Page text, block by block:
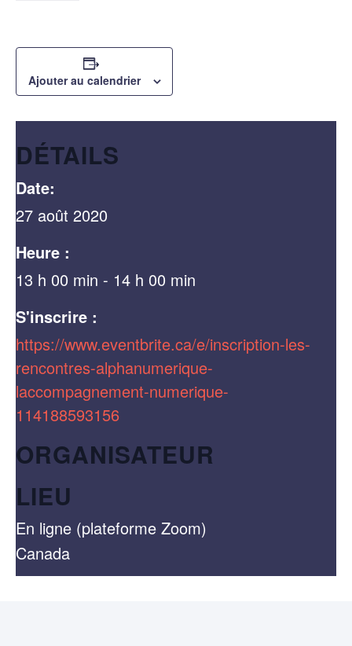
Ajouter au calendrier
DÉTAILS
Date:
27 août 2020
Heure :
13 h 00 min - 14 h 00 min
S'inscrire :
https://www.eventbrite.ca/e/inscription-les-
rencontres-alphanumerique-
laccompagnement-numerique-
114188593156
LIEU
En ligne (plateforme Zoom)
Canada
ORGANISATEUR